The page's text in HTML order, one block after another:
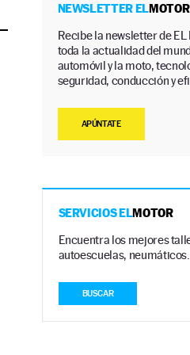
NEWSLETTER ELMOTOR
Recibe la newsletter de EL
toda la actualidad del
automóvil y la moto,
seguridad, conducción y
APÚNTATE
SERVICIOS ELMOTOR
Encuentra los mejores
autoescuelas, neumáticos…
BUSCAR